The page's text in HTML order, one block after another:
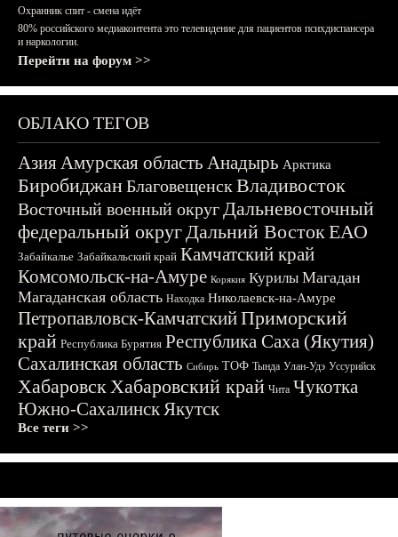
Охранник спит - смена идёт
80% российского медиаконтента это телевидение для пациентов психдиспансера
и наркологии.
Перейти на форум >>
ОБЛАКО ТЕГОВ
АзияАмурская область Анадырь Арктика
БиробиджанБлаговещенскВладивосток
Восточный военный округДальневосточный
федеральный округДальний ВостокЕАО
Забайкалье Забайкальский край Камчатский край
Комсомольск-на-Амуре Корякия Курилы Магадан
Магаданская область Находка Николаевск-на-Амуре
Петропавловск-КамчатскийПриморский
край Республика Бурятия Республика Саха (Якутия)
Сахалинская область Сибирь ТОФ Тында Улан-Удэ Уссурийск
ХабаровскХабаровский край Чита Чукотка
Южно-СахалинскЯкутск
Все теги >>